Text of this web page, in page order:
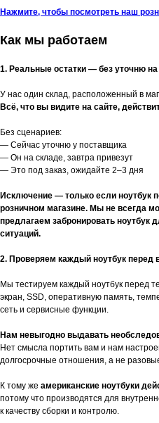
Нажмите, чтобы посмотреть наш
Как мы работаем
1. Реальные остатки — без уточню
У нас один склад, расположенный в
Всё, что вы видите на сайте,
Без сценариев:
— Сейчас уточню у поставщика
— Он на складе, завтра привезут
— Это под заказ, ожидайте 2–3 дня
Исключение — только если ноутбук
розничном магазине. Мы не всегда
предлагаем забронировать ноутбук
ситуаций.
2. Проверяем каждый ноутбук перед
Мы тестируем каждый ноутбук перед
экран, SSD, оперативную память,
сеть и сервисные функции.
Нам невыгодно выдавать
Нет смысла портить вам и нам
долгосрочные отношения, а не
К тому же американские ноутбуки
потому что производятся для
к качеству сборки и контролю.